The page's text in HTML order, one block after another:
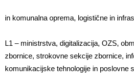
in komunalna oprema, logistične in
L1 – ministrstva, digitalizacija, OZS,
zbornice, strokovne sekcije zbornice,
komunikacijske tehnologije in poslovne